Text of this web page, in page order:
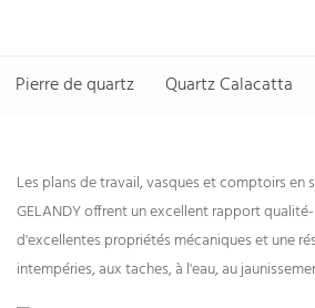
Pierre de quartz Quartz Calacatta
Les plans de travail, vasques et comptoirs en
GELANDY offrent un excellent rapport
d'excellentes propriétés mécaniques et une
intempéries, aux taches, à l'eau, au